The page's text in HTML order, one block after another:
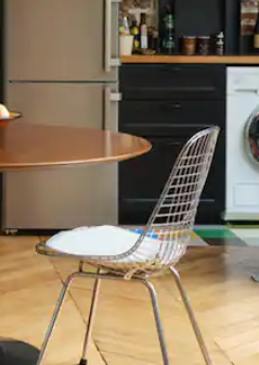
и надолу или истражувајте